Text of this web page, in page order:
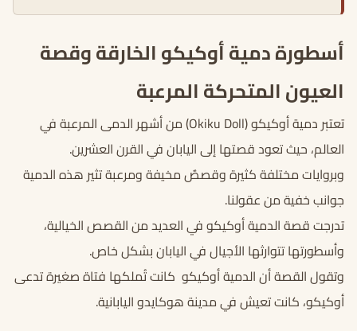
أسطورة دمية أوكيكو الخارقة وقصة
العيون المتحركة المرعبة
تعتبر دمية أوكيكو (Okiku Doll) من أشهر الدمى المرعبة في
العالم، حيث تعود قصتها إلى اليابان في القرن العشرين.
وبروايات مختلفة كثيرة وقصصٌ مخيفة ومرعبة تثير هذه الدمية
جوانب خفية من عقولنا.
تدرجت قصة الدمية أوكيكو في العديد من القصص الخيالية،
وأسطورتها تتوارثها الأجيال في اليابان بشكل خاص.
وتقول القصة أن الدمية أوكيكو كانت تُملكها فتاة صغيرة تدعى
أوكيكو، كانت تعيش في مدينة هوكايدو اليابانية.